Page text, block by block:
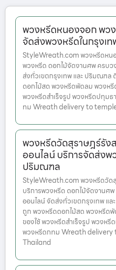
พวงหรีดหนองจอก พว
จัดส่งพวงหรีดในกรุงเ
StyleWreath.com พวงหรีดหน
พวงหรีด ดอกไม้จัดงานศพ ครบว
ส่งทั่วเขตกรุงเทพ และ ปริมณฑล
ดอกไม้สด พวงหรีดพัดลม พวงหรี
พวงหรีดสำเร็จรูป พวงหรีดปทุม
ทม Wreath delivery to
พวงหรีดวัดสุราษฎร์รัง
ออนไลน์ บริการจัดส่งพ
ปริมณฑล
StyleWreath.com พวงหรีดวัด
บริการพวงหรีด ดอกไม้จัดงานศ
ออนไลน์ จัดส่งทั่วเขตกรุงเทพ แ
ถูก พวงหรีดดอกไม้สด พวงหรีด
ของใช้ พวงหรีดสำเร็จรูป พวงห
พวงหรีดกทม Wreath delivery
Thailand